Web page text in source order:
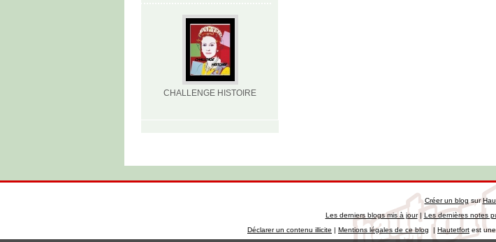
CHALLENGE HISTOIRE
Créer un blog sur
Les derniers blogs mis à jour|Les dernières notes
Déclarer un contenu illicite | Mentions légales de ce blog | Hautetfort est